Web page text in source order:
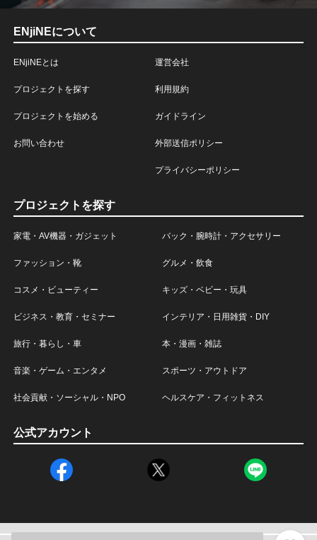
ENjiNEについて
ENjiNEとは
プロジェクトを探す
プロジェクトを始める
お問い合わせ
運営会社
利用規約
ガイドライン
外部送信ポリシー
プライバシーポリシー
プロジェクトを探す
家電・AV機器・ガジェット バック・腕時計・アクセサリー
ファッション・靴 グルメ・飲食
コスメ・ビューティー キッズ・ベビー・玩具
ビジネス・教育・セミナー インテリア・日用雑貨・DIY
旅行・暮らし・車 本・漫画・雑誌
音楽・ゲーム・エンタメ スポーツ・アウトドア
社会貢献・ソーシャル・NPO ヘルスケア・フィットネス
公式アカウント